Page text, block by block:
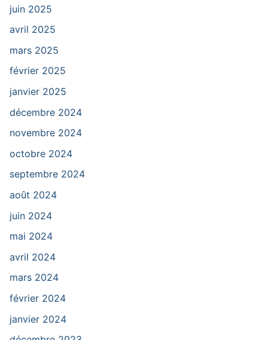
juin 2025
avril 2025
mars 2025
février 2025
janvier 2025
décembre 2024
novembre 2024
octobre 2024
septembre 2024
août 2024
juin 2024
mai 2024
avril 2024
mars 2024
février 2024
janvier 2024